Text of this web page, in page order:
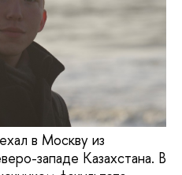
в Москву из
западе Казахстана. В